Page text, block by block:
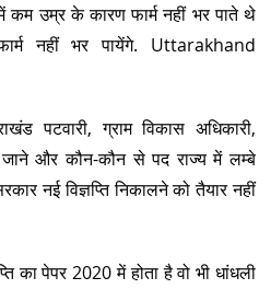
कम उम्र के कारण फार्म नहीं भर पाते थे
नहीं भर पायेंगे. Uttarakhand
पटवारी, ग्राम विकास अधिकारी,
जाने और कौन-कौन से पद राज्य में लम्बे
नई विज्ञप्ति निकालने को तैयार नहीं
का पेपर 2020 में होता है वो भी धांधली